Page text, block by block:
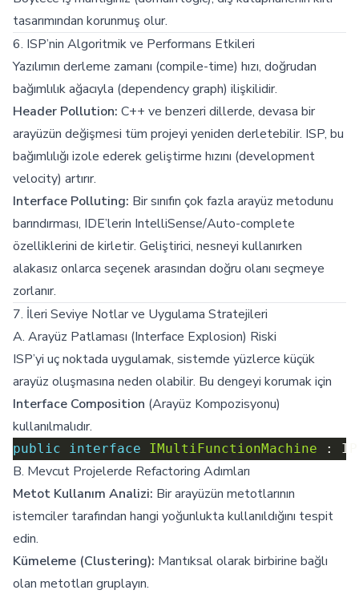
tasarımından korunmuş olur.
6. ISP’nin Algoritmik ve Performans Etkileri
Yazılımın derleme zamanı (compile-time) hızı, doğrudan
bağımlılık ağacıyla (dependency graph) ilişkilidir.
Header Pollution: C++ ve benzeri dillerde, devasa bir
arayüzün değişmesi tüm projeyi yeniden derletebilir. ISP, bu
bağımlılığı izole ederek geliştirme hızını (development
velocity) artırır.
Interface Polluting: Bir sınıfın çok fazla arayüz metodunu
barındırması, IDE’lerin IntelliSense/Auto-complete
özelliklerini de kirletir. Geliştirici, nesneyi kullanırken
alakasız onlarca seçenek arasından doğru olanı seçmeye
zorlanır.
7. İleri Seviye Notlar ve Uygulama Stratejileri
A. Arayüz Patlaması (Interface Explosion) Riski
ISP’yi uç noktada uygulamak, sistemde yüzlerce küçük
arayüz oluşmasına neden olabilir. Bu dengeyi korumak için
Interface Composition (Arayüz Kompozisyonu)
kullanılmalıdır.
public interface IMultiFunctionMachine
B. Mevcut Projelerde Refactoring Adımları
Metot Kullanım Analizi: Bir arayüzün metotlarının
istemciler tarafından hangi yoğunlukta kullanıldığını tespit
edin.
Kümeleme (Clustering): Mantıksal olarak birbirine bağlı
olan metotları gruplayın.